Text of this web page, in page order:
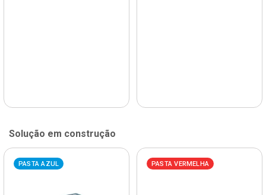
Solução em construção
PASTA AZUL PASTA VERMELHA